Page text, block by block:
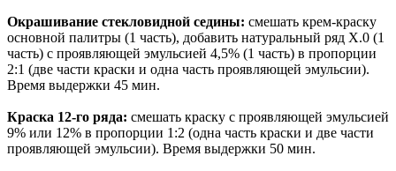
Окрашивание стекловидной седины: смешать крем-краску
основной палитры (1 часть), добавить натуральный ряд Х.0 (1
часть) с проявляющей эмульсией 4,5% (1 часть) в пропорции
2:1 (две части краски и одна часть проявляющей эмульсии).
Время выдержки 45 мин.
Краска 12-го ряда: смешать краску с проявляющей эмульсией
9% или 12% в пропорции 1:2 (одна часть краски и две части
проявляющей эмульсии). Время выдержки 50 мин.